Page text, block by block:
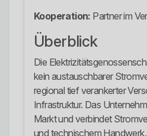
Kooperation: Partner im
Überblick
Die
kein austauschbarer
regional tief verankerter
Infrastruktur. Das
Markt und verbindet
und technischem